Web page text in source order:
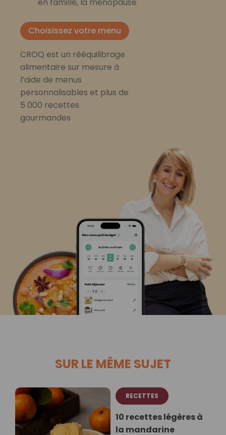
en famille, la ménopause
Choisissez votre menu
CROQ est un rééquilibrage
alimentaire sur mesure à
l’aide de menus
personnalisables et plus de
5 000 recettes
gourmandes
SUR LE MÊME SUJET
RECETTES
10 recettes légères à
la mandarine